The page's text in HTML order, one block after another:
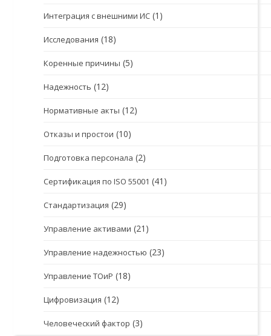
Интеграция с внешними ИС (1)
Исследования (18)
Коренные причины (5)
Надежность (12)
Нормативные акты (12)
Отказы и простои (10)
Подготовка персонала (2)
Сертификация по ISO 55001 (41)
Стандартизация (29)
Управление активами (21)
Управление надежностью (23)
Управление ТОиР (18)
Цифровизация (12)
Человеческий фактор (3)